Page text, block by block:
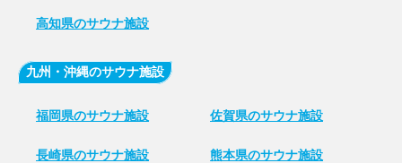
高知県のサウナ施設
九州・沖縄のサウナ施設
福岡県のサウナ施設 佐賀県のサウナ施設
長崎県のサウナ施設 熊本県のサウナ施設